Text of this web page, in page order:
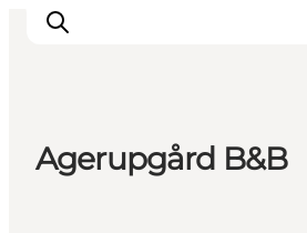
Agerupgård B&B